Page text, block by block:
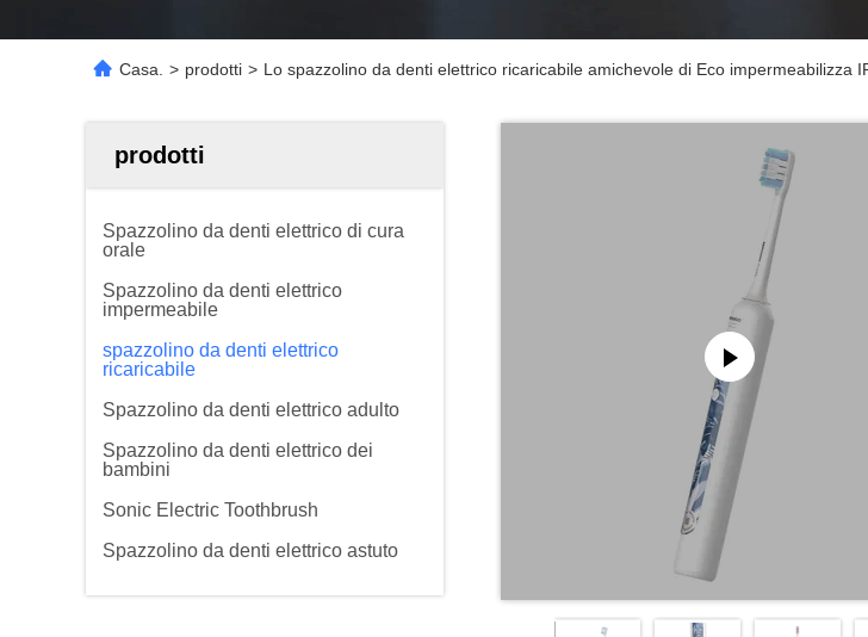
Casa. > prodotti > Lo spazzolino da denti elettrico ricaricabile amichevole di Eco impermeabilizza
prodotti
Spazzolino da denti elettrico di cura
orale
Spazzolino da denti elettrico
impermeabile
spazzolino da denti elettrico
ricaricabile
Spazzolino da denti elettrico adulto
Spazzolino da denti elettrico dei
bambini
Sonic Electric Toothbrush
Spazzolino da denti elettrico astuto